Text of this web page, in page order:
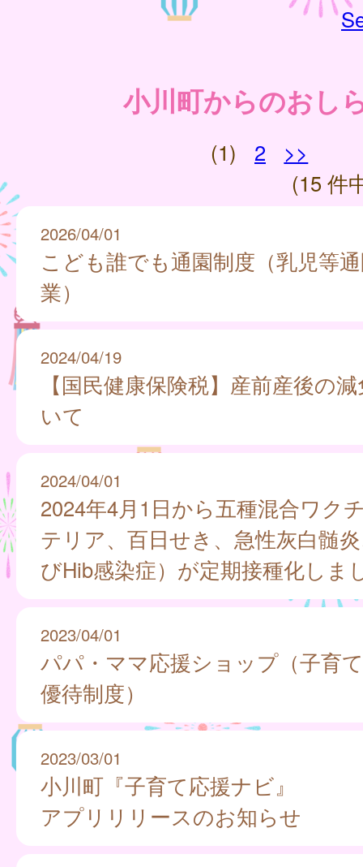
小川町からのおし
(1) 2
>>
(15 件
2026/04/01
こども誰でも通園制度（乳児等
業）
2024/04/19
【国民健康保険税】産前産後の
いて
2024/04/01
2024年4月1日から五種混合ワク
テリア、百日せき、急性灰白髄
びHib感染症）が定期接種化しま
2023/04/01
パパ・ママ応援ショップ（子育
優待制度）
2023/03/01
小川町『子育て応援ナビ』
アプリリリースのお知らせ